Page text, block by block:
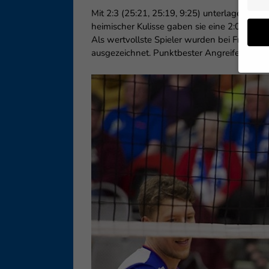
Mit 2:3 (25:21, 25:19, 9:25) unterlagen die
heimischer Kulisse gaben sie eine 2:0
Als wertvollste Spieler wurden bei
ausgezeichnet. Punktbester Angreifer mit
Wir
B.
Sie